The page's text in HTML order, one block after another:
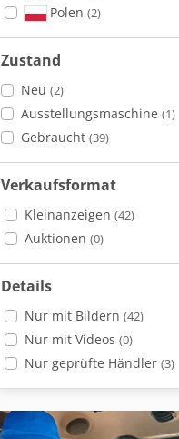
Polen (2)
Zustand
Neu (2)
Ausstellungsmaschine (1)
Gebraucht (39)
Verkaufsformat
Kleinanzeigen (42)
Auktionen (0)
Details
Nur mit Bildern (42)
Nur mit Videos (0)
Nur geprüfte Händler (3)